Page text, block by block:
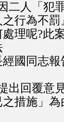
二人「犯
行為不罰
理呢?此
國同志
出回覆意
措施」